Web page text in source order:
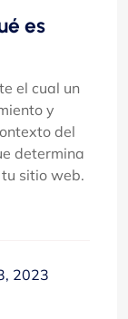
es
el cual un
y
del
determina
sitio web.
2023